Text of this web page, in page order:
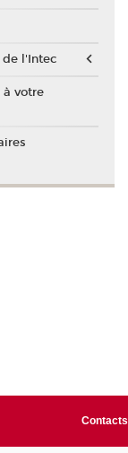
l'Intec
à votre
Contacts